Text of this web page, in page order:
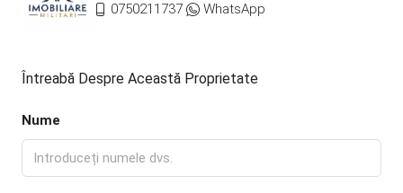
0750211737
WhatsApp
Întreabă Despre Această Proprietate
Nume